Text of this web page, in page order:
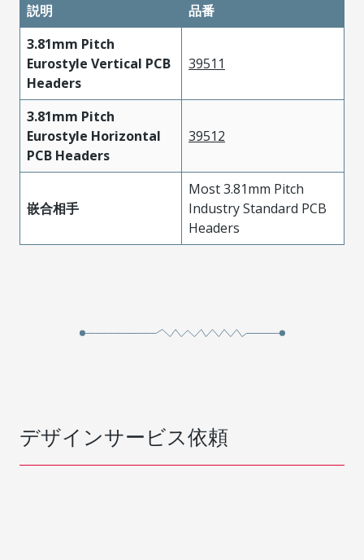
説明
品番
3.81mm Pitch
Eurostyle Vertical PCB
Headers
39511
3.81mm Pitch
Eurostyle Horizontal
PCB Headers
39512
嵌合相手
Most 3.81mm Pitch
Industry Standard PCB
Headers
デザインサービス依頼